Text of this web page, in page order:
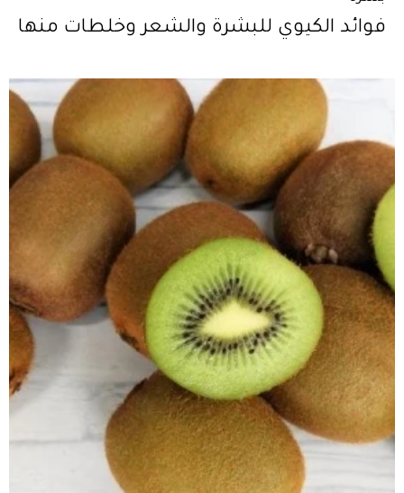
فوائد الكيوي للبشرة والشعر وخلطات منها